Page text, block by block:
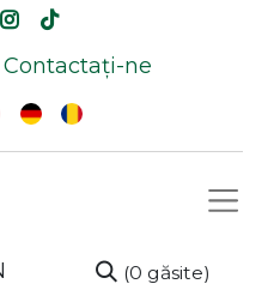
Contactați-ne
(0 găsite)